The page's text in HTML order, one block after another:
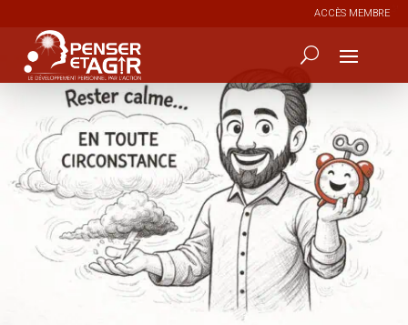
ACCÈS MEMBRE